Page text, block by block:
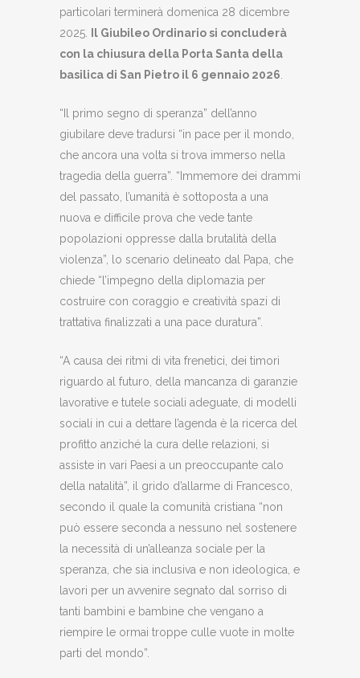
particolari terminerà domenica 28 dicembre
2025.
Il Giubileo Ordinario si concluderà
con la chiusura della Porta Santa della
basilica di San Pietro il 6 gennaio 2026
“Il primo segno di speranza” dell’anno
giubilare deve tradursi “in pace per il mondo,
che ancora una volta si trova immerso nella
tragedia della guerra”. “Immemore dei drammi
del passato, l’umanità è sottoposta a una
nuova e difficile prova che vede tante
popolazioni oppresse dalla brutalità della
violenza”, lo scenario delineato dal Papa, che
chiede “l’impegno della diplomazia per
costruire con coraggio e creatività spazi di
trattativa finalizzati a una pace duratura”.
“A causa dei ritmi di vita frenetici, dei timori
riguardo al futuro, della mancanza di garanzie
lavorative e tutele sociali adeguate, di modelli
sociali in cui a dettare l’agenda è la ricerca del
profitto anziché la cura delle relazioni, si
assiste in vari Paesi a un preoccupante calo
della natalità”, il grido d’allarme di Francesco,
secondo il quale la comunità cristiana “non
può essere seconda a nessuno nel sostenere
la necessità di un’alleanza sociale per la
speranza, che sia inclusiva e non ideologica, e
lavori per un avvenire segnato dal sorriso di
tanti bambini e bambine che vengano a
riempire le ormai troppe culle vuote in molte
parti del mondo”.